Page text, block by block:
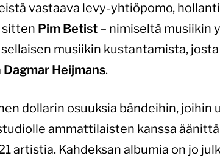
vastaava levy-yhtiöpomo,
sitten Pim Betist – nimiseltä musiikin
musiikin kustantamista,
Dagmar Heijmans.
dollarin osuuksia bändeihin, joihin
ammattilaisten kanssa
artistia. Kahdeksan albumia on jo